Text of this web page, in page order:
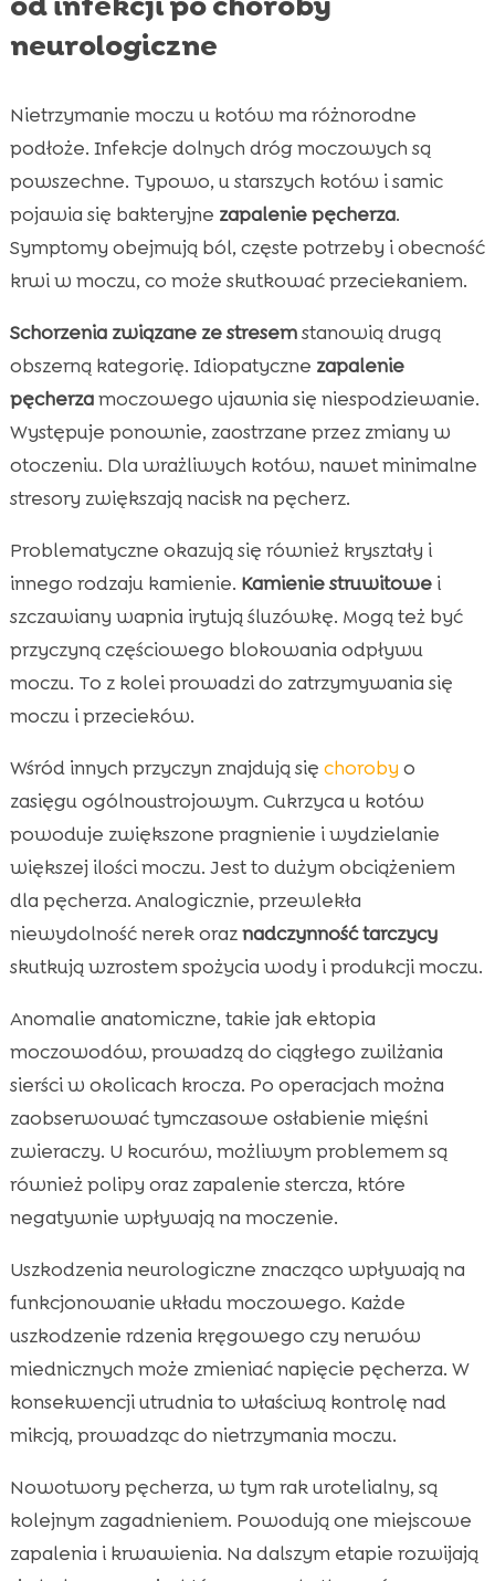
neurologiczne
Nietrzymanie moczu u kotów ma różnorodne
podłoże. Infekcje dolnych dróg moczowych są
powszechne. Typowo, u starszych kotów i samic
pojawia się bakteryjne zapalenie pęcherza.
Symptomy obejmują ból, częste potrzeby i obecność
krwi w moczu, co może skutkować przeciekaniem.
Schorzenia związane ze stresemstanowią drugą
obszerną kategorię. Idiopatyczne zapalenie
pęcherzamoczowego ujawnia się niespodziewanie.
Występuje ponownie, zaostrzane przez zmiany w
otoczeniu. Dla wrażliwych kotów, nawet minimalne
stresory zwiększają nacisk na pęcherz.
Problematyczne okazują się również kryształy i
innego rodzaju kamienie. Kamienie struwitowei
szczawiany wapnia irytują śluzówkę. Mogą też być
przyczyną częściowego blokowania odpływu
moczu. To z kolei prowadzi do zatrzymywania się
moczu i przecieków.
Wśród innych przyczyn znajdują się choroby o
zasięgu ogólnoustrojowym. Cukrzyca u kotów
powoduje zwiększone pragnienie i wydzielanie
większej ilości moczu. Jest to dużym obciążeniem
dla pęcherza. Analogicznie, przewlekła
niewydolność nerek oraznadczynność tarczycy
skutkują wzrostem spożycia wody i produkcji moczu.
Anomalie anatomiczne, takie jak ektopia
moczowodów, prowadzą do ciągłego zwilżania
sierści w okolicach krocza. Po operacjach można
zaobserwować tymczasowe osłabienie mięśni
zwieraczy. U kocurów, możliwym problemem są
również polipy oraz zapalenie stercza, które
negatywnie wpływają na moczenie.
Uszkodzenia neurologiczne znacząco wpływają na
funkcjonowanie układu moczowego. Każde
uszkodzenie rdzenia kręgowego czy nerwów
miednicznych może zmieniać napięcie pęcherza. W
konsekwencji utrudnia to właściwą kontrolę nad
mikcją, prowadząc do nietrzymania moczu.
Nowotwory pęcherza, w tym rak urotelialny, są
kolejnym zagadnieniem. Powodują one miejscowe
zapalenia i krwawienia. Na dalszym etapie rozwijają